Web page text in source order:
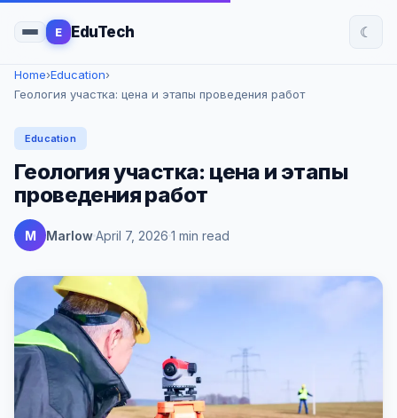
E EduTech ☾
Home›Education›
Геология участка: цена и этапы проведения работ
Education
Геология участка: цена и этапы
проведения работ
M MarlowApril 7, 2026 1 min read